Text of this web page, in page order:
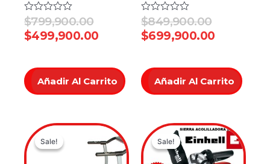
Valorado
en
0
$799,900.00
$499,900.00
Añadir Al Carrito
Valorado
en
0
$849,900.00
$699,900.00
Añadir Al Carrito
Sale!
Sale!
Original
price
was:
Current
price
is:
Sale!
Sale!
Original
price
was:
Current
price
is: